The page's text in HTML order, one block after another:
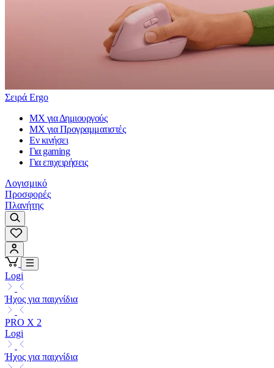
Σειρά Ergo
MX για Δημιουργούς
MX για Προγραμματιστές
Εν κινήσει
Για gaming
Για επιχειρήσεις
Λογισμικό
Προσφορές
Πλανήτης
Logi
Ήχος για παιχνίδια
PRO X 2
Logi
Ήχος για παιχνίδια